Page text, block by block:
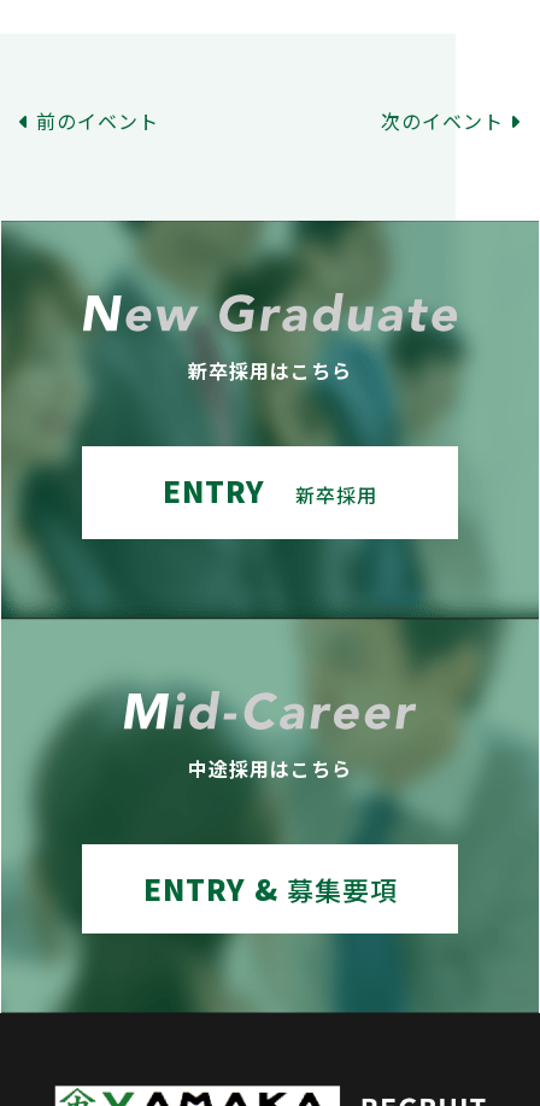
前のイベント 次のイベント
新卒採用はこちら
ENTRY 新卒採用
中途採用はこちら
ENTRY & 募集要項